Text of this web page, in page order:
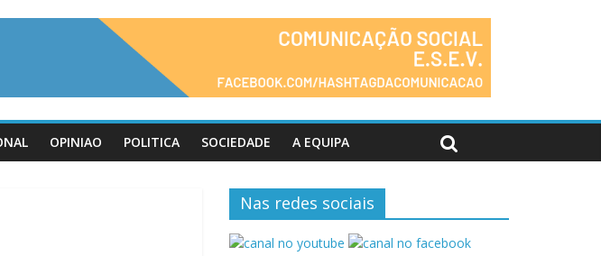
OPINIAO POLITICA SOCIEDADE A EQUIPA
Nas redes sociais